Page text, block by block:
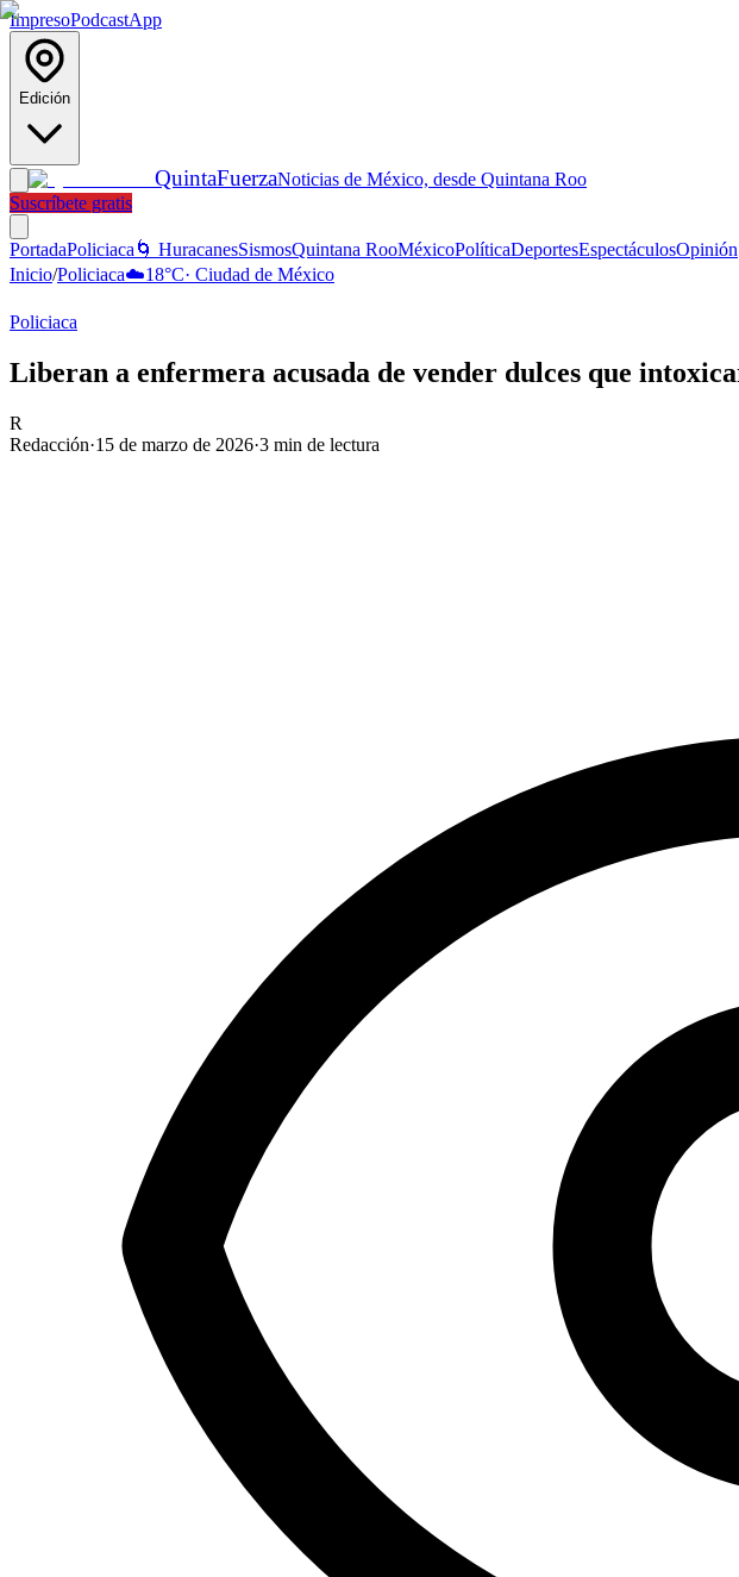
ImpresoPodcastApp
Edición
QuintaFuerzaNoticias de México, desde Quintana Roo
Suscríbete gratis
PortadaPoliciaca 🌀 HuracanesSismosQuintana RooMéxicoPolíticaDeportesEspectáculosOpinión
Inicio/Policiaca☁️18°C· Ciudad de México
Policiaca
Liberan a enfermera acusada de vender dulces que
R
Redacción·15 de marzo de 2026·3 min de lectura